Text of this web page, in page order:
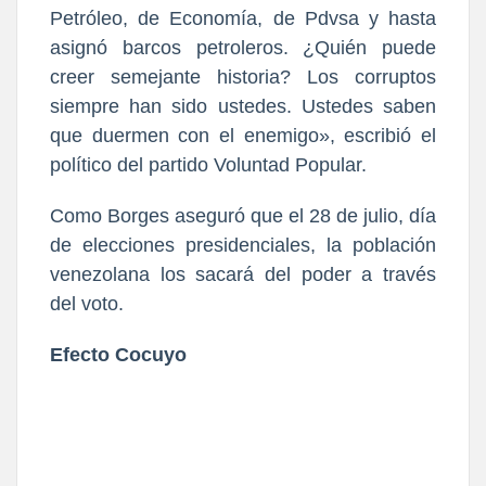
Petróleo, de Economía, de Pdvsa y hasta
asignó barcos petroleros. ¿Quién puede
creer semejante historia? Los corruptos
siempre han sido ustedes. Ustedes saben
que duermen con el enemigo», escribió el
político del partido Voluntad Popular.
Como Borges aseguró que el 28 de julio, día
de elecciones presidenciales, la población
venezolana los sacará del poder a través
del voto.
Efecto Cocuyo